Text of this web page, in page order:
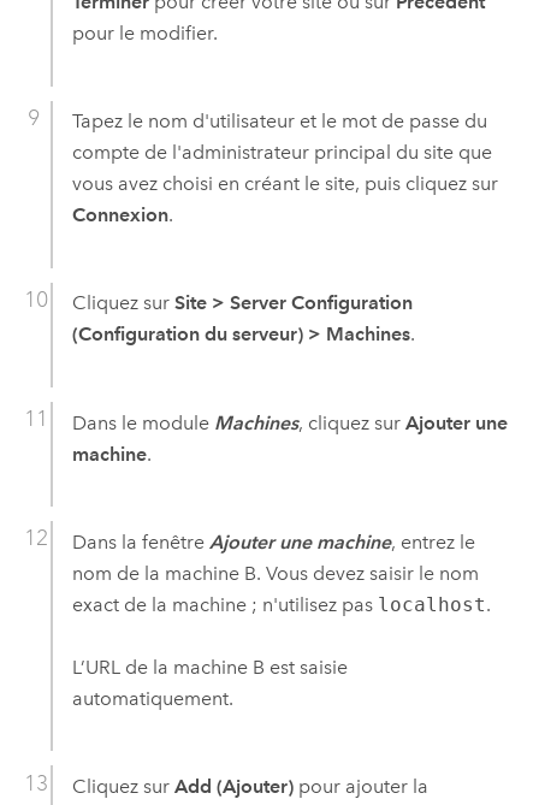
pour le modifier.
Tapez le nom d'utilisateur et le mot de passe du
compte de l'administrateur principal du site que
vous avez choisi en créant le site, puis cliquez sur
Connexion.
Cliquez sur Site > Server Configuration
(Configuration du serveur) > Machines.
Dans le module Machines, cliquez sur Ajouter une
machine.
Dans la fenêtre Ajouter une machine, entrez le
nom de la machine B. Vous devez saisir le nom
exact de la machine ; n'utilisez pas localhost.
L’URL de la machine B est saisie
automatiquement.
Cliquez sur Add (Ajouter)pour ajouter la